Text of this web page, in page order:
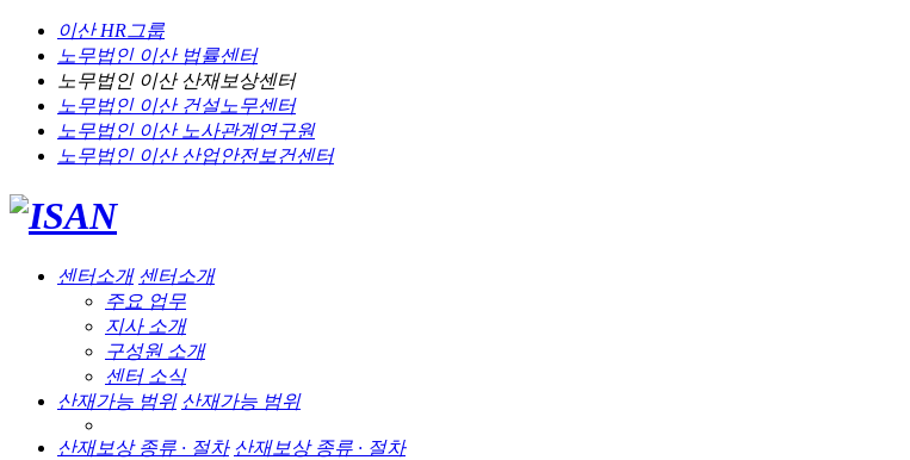
이산 HR그룹
노무법인 이산법률센터
노무법인 이산산재보상센터
노무법인 이산건설노무센터
노무법인 이산노사관계연구원
노무법인 이산산업안전보건센터
센터소개 센터소개
주요 업무
지사 소개
구성원 소개
센터 소식
산재가능 범위 산재가능 범위
산재보상 종류 · 절차 산재보상 종류 · 절차